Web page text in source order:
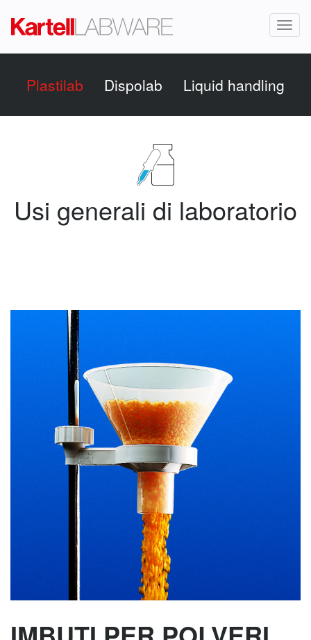
Plastilab Dispolab Liquid handling
Usi generali di laboratorio